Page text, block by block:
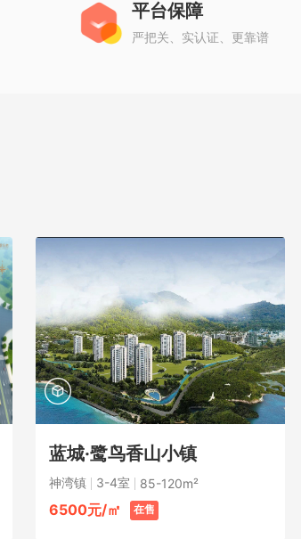
平台保障
严把关、实认证、更靠谱
蓝城·鹭鸟香山小镇
神湾镇 3-4室 85-120m²
6500元/㎡ 在售